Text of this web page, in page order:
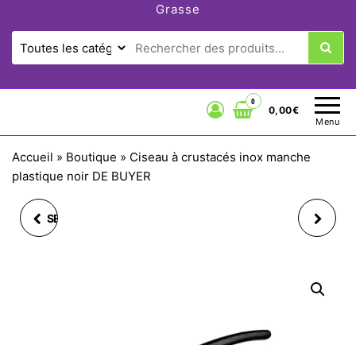
Grasse
Menu
0
0,00€
Accueil » Boutique » Ciseau à crustacés inox manche
plastique noir DE BUYER
SET ENFANT 6 PCS LES
10X16X10CM 2ASS